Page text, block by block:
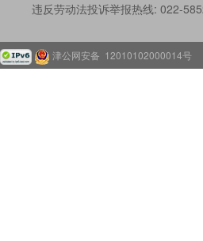
违反劳动法投诉举报热线: 022-
津公网安备 12010102000014号